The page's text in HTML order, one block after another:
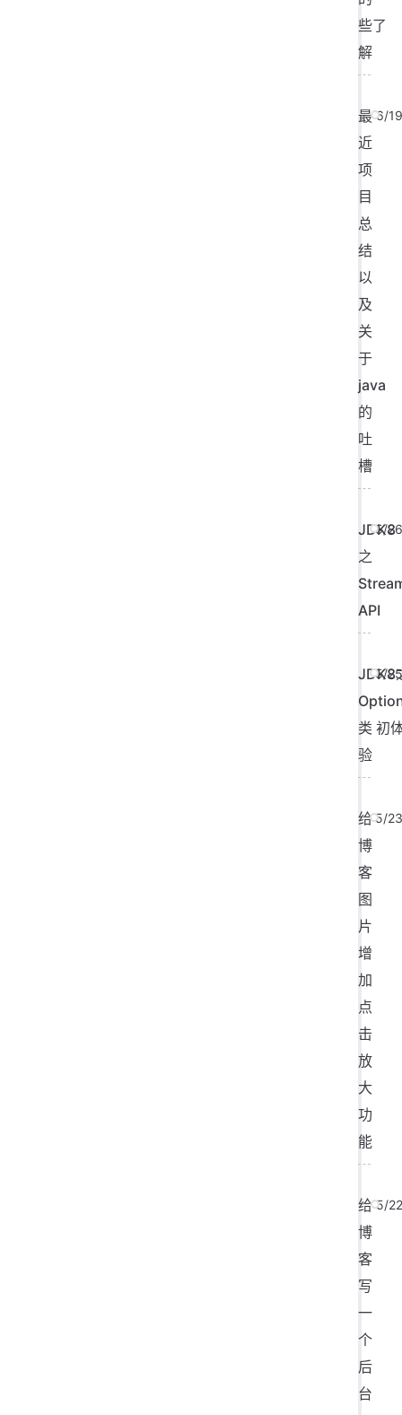
些了
解
6/
最
近
项
目
总
结
以
及
关
于
java
的
吐
槽
5/
JDK8
之
API
5/
JDK8
类 初
验
5/
给
博
客
图
片
增
加
点
击
放
大
功
能
5/
给
博
客
写
一
个
后
台